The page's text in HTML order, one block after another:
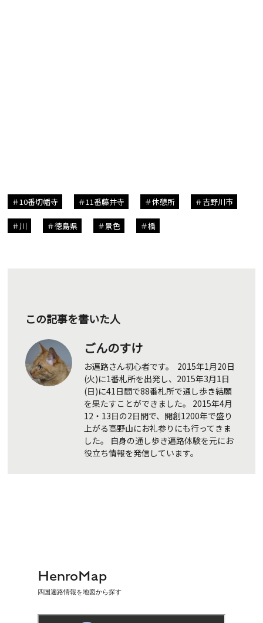
10番切幡寺 11番藤井寺 休憩所 吉野川市
川 徳島県 景色 橋
この記事を書いた人
ごんのすけ
お遍路さん初心者です。 2015年1月20日
(火)に1番札所を出発し、2015年3月1日
(日)に41日間で88番札所で通し歩き結願
を果たすことができました。 2015年4月
12・13日の2日間で、開創1200年で盛り
上がる高野山にお礼参りにも行ってきま
した。 自身の通し歩き遍路体験を元にお
役立ち情報を発信しています。
HenroMap
四国遍路情報を地図から探す